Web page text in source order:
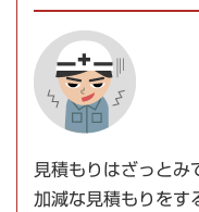
見積もりはざっとみ
加減な見積もりをす